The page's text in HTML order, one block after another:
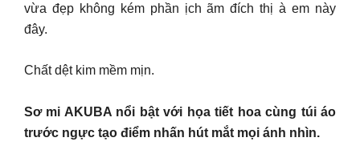
vừa đẹp không kém phần ịch ãm đích thị à em này
đây.
Chất dệt kim mềm mịn.
Sơ mi AKUBA nổi bật với họa tiết hoa cùng túi áo
trước ngực tạo điểm nhấn hút mắt mọi ánh nhìn.